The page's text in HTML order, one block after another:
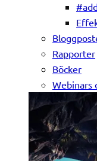
Rapporter
Böcker
Webinars